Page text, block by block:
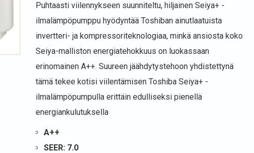
Puhtaasti viilennykseen suunniteltu, hiljainen Seiya+ -
ilmalämpöpumppu hyödyntää Toshiban ainutlaatuista
invertteri- ja kompressoriteknologiaa, minkä ansiosta koko
Seiya-malliston energiatehokkuus on luokassaan
erinomainen A++. Suureen jäähdytystehoon yhdistettynä
tämä tekee kotisi viilentämisen Toshiba Seiya+ -
ilmalämpöpumpulla erittäin edulliseksi pienellä
energiankulutuksella
A++
SEER: 7.0